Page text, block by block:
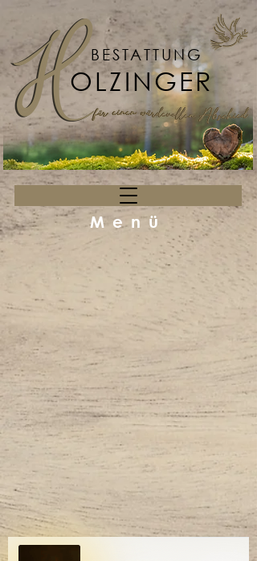
Menü
BESTATTUNG
OLZINGER